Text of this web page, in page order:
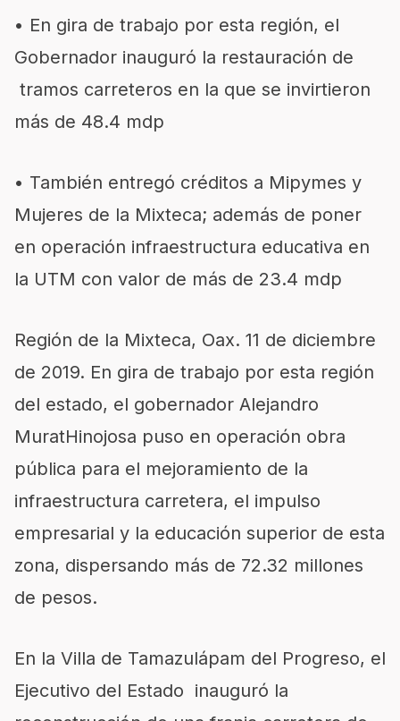
• En gira de trabajo por esta región, el
Gobernador inauguró la restauración de
tramos carreteros en la que se invirtieron
más de 48.4 mdp
• También entregó créditos a Mipymes y
Mujeres de la Mixteca; además de poner
en operación infraestructura educativa en
la UTM con valor de más de 23.4 mdp
Región de la Mixteca, Oax. 11 de diciembre
de 2019. En gira de trabajo por esta región
del estado, el gobernador Alejandro
MuratHinojosa puso en operación obra
pública para el mejoramiento de la
infraestructura carretera, el impulso
empresarial y la educación superior de esta
zona, dispersando más de 72.32 millones
de pesos.
En la Villa de Tamazulápam del Progreso, el
Ejecutivo del Estado inauguró la